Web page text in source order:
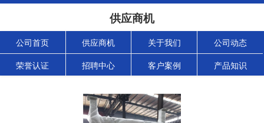
供应商机
公司首页 供应商机 关于我们 公司动态
荣誉认证 招聘中心 客户案例 产品知识